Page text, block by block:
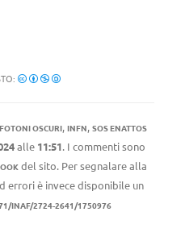
FOTONI OSCURI, INFN, SOS ENATTOS
alle 11:51. I commenti sono
del sito. Per segnalare alla
errori è invece disponibile un
INAF/2724-2641/1750976